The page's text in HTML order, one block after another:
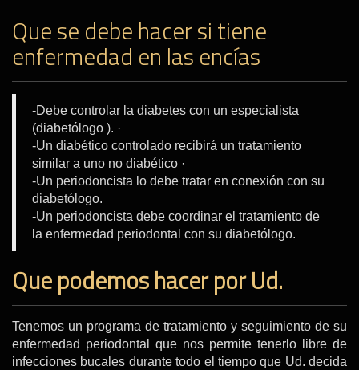
Que se debe hacer si tiene
enfermedad en las encías
-Debe controlar la diabetes con un especialista
(diabetólogo ). ·
-Un diabético controlado recibirá un tratamiento
similar a uno no diabético ·
-Un periodoncista lo debe tratar en conexión con su
diabetólogo.
-Un periodoncista debe coordinar el tratamiento de
la enfermedad periodontal con su diabetólogo.
Que podemos hacer por Ud.
Tenemos un programa de tratamiento y seguimiento de su
enfermedad periodontal que nos permite tenerlo libre de
infecciones bucales durante todo el tiempo que Ud. decida